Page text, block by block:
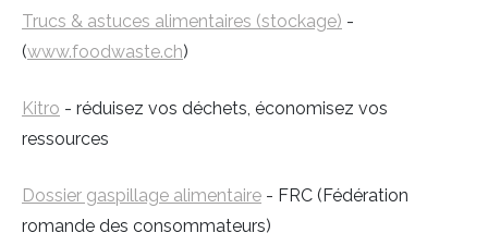
Trucs & astuces alimentaires (stockage) -
(www.foodwaste.ch)
Kitro - réduisez vos déchets, économisez vos
ressources
Dossier gaspillage alimentaire - FRC (Fédération
romande des consommateurs)